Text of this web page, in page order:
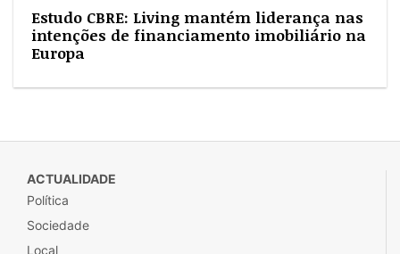
Estudo CBRE: Living mantém liderança nas
intenções de financiamento imobiliário na
Europa
ACTUALIDADE
Política
Sociedade
Local